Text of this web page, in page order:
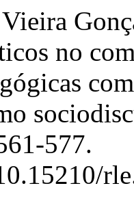
no
577.